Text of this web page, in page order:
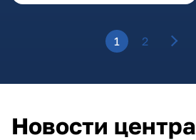
1 2
Новости центра